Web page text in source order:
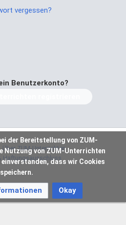
vergessen?
Benutzerkonto?
Über ZUM-Unterrichten
Haftungsausschluss
der Bereitstellung von ZUM-
Nutzung von ZUM-Unterrichten
dass wir Cookies
speichern.
Okay